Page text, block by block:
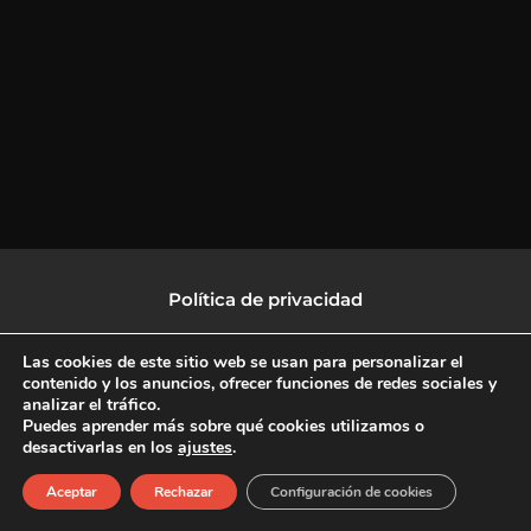
Política de privacidad
Política de protección de datos
F
a
c
X
-
L
i
n
I
n
s
Copyright © 2026 CulturalTV
Las cookies de este sitio web se usan para personalizar el
contenido y los anuncios, ofrecer funciones de redes sociales y
analizar el tráfico.
Puedes aprender más sobre qué cookies utilizamos o
desactivarlas en los ajustes.
Aceptar Rechazar Configuración de cookies